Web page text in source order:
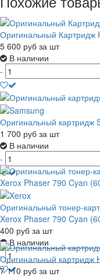
Оригинальный Картридж
5 600 руб за шт
В наличии
-
Оригинальный картридж
1 700 руб за шт
В наличии
-
Оригинальный тонер-
Xerox Phaser 790 Cyan
400 руб за шт
В наличии
-
Оригинальный картридж
7 110 руб за шт